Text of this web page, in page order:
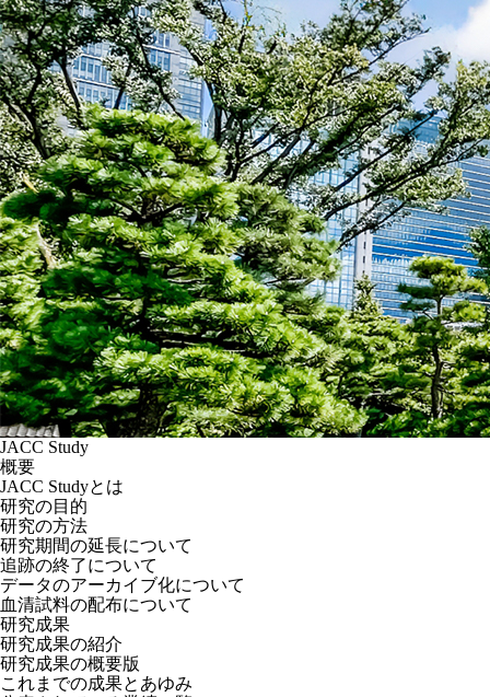
JACC Study
概要
JACC Studyとは
研究の目的
研究の方法
研究期間の延長について
追跡の終了について
データのアーカイブ化について
血清試料の配布について
研究成果
研究成果の紹介
研究成果の概要版
これまでの成果とあゆみ